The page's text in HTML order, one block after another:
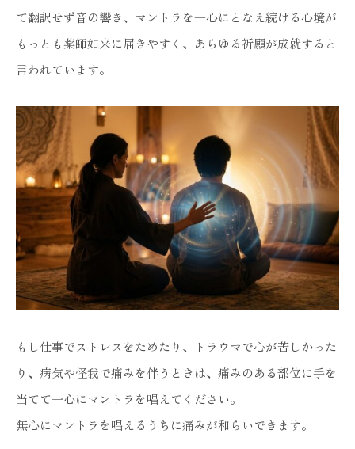
て翻訳せず音の響き、マントラを一心にとなえ続ける心境が
もっとも薬師如来に届きやすく、あらゆる祈願が成就すると
言われています。
もし仕事でストレスをためたり、トラウマで心が苦しかった
り、病気や怪我で痛みを伴うときは、痛みのある部位に手を
当てて一心にマントラを唱えてください。
無心にマントラを唱えるうちに痛みが和らいできます。